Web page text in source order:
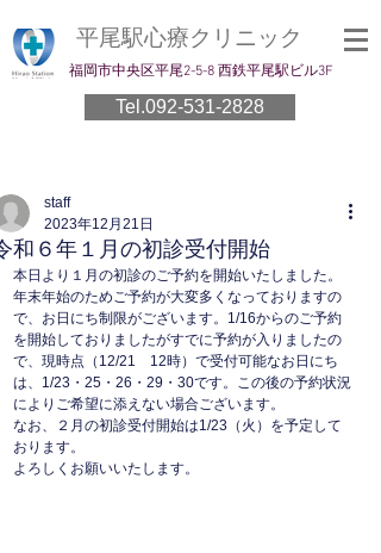
平尾駅心療クリニック
​福岡市中央区平尾2-5-8 西鉄平尾駅ビル3F
Tel.092-531-2828
和６年１月の初診受付開始
staff
2023年12月21日
本日より１月の初診のご予約を開始いたしました。
年末年始のためご予約が大変多くなっておりますの
で、お日にち制限がございます。1/16からのご予約
を開始しておりましたがすでに予約が入りましたの
で、現時点（12/21　12時）で受付可能なお日にち
は、1/23・25・26・29・30です。この後の予約状況
によりご希望に添えない場合ございます。
なお、２月の初診受付開始は1/23（火）を予定して
おります。
よろしくお願いいたします。